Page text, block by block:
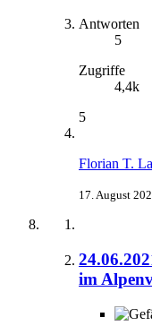
Antworten
5
Zugriffe
4,4k
5
Florian T.
17. August
im